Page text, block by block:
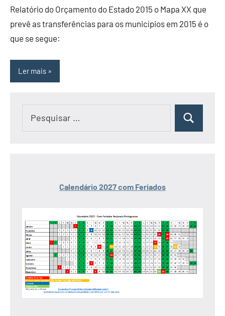
Relatório do Orçamento do Estado 2015 o Mapa XX que
prevê as transferências para os municípios em 2015 é o
que se segue:
Ler mais
Pesquisar
Calendário 2027 com Feriados